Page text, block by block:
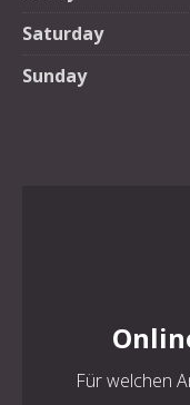
Saturday
Sunday
Für welchen
PREVIOUS